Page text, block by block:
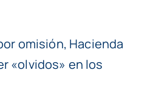
omisión, Hacienda
«olvidos» en los